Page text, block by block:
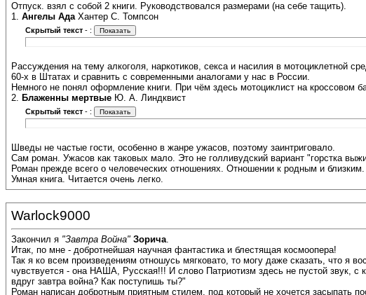
Отпуск. взял с собой 2 книги. Руководствовался размерами (на себе тащить).
1. Ангелы АдаХантер С. Томпсон
Скрытый текст - :
Рассуждения на тему алкоголя, наркотиков, секса и насилия в мотоциклетной
60-х в Штатах и сравнить с современными аналогами у нас в России.
Немного не понял оформление книги. При чём здесь мотоциклист на кроссовом
2. Блаженны мертвые Ю. А. Линдквист
Скрытый текст - :
Шведы не частые гости, особенно в жанре ужасов, поэтому заинтриговало.
Сам роман. Ужасов как таковых мало. Это не голливудский вариант "горстка
Роман прежде всего о человеческих отношениях. Отношении к родным и
Умная книга. Читается очень легко.
Warlock9000
Закончил я "Завтра Война" Зорича.
Итак, по мне - добротнейшая научная фантастика и блестящая космоопера!
Так я ко всем произведениям отношусь мягковато, то могу даже сказать, что я
чувствуется - она НАША, Русская!!! И слово Патриотизм здесь не пустой звук,
вдруг завтра война? Как поступишь ты?"
Роман написан добротным приятным стилем, под который не хочется засыпать